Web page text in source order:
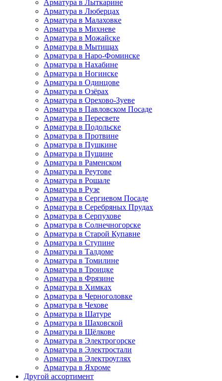
Арматура в Лыткарине
Арматура в Люберцах
Арматура в Малаховке
Арматура в Михневе
Арматура в Можайске
Арматура в Мытищах
Арматура в Наро-Фоминске
Арматура в Нахабине
Арматура в Ногинске
Арматура в Одинцове
Арматура в Озёрах
Арматура в Орехово-Зуеве
Арматура в Павловском Посаде
Арматура в Пересвете
Арматура в Подольске
Арматура в Протвине
Арматура в Пушкине
Арматура в Пущине
Арматура в Раменском
Арматура в Реутове
Арматура в Рошале
Арматура в Рузе
Арматура в Сергиевом Посаде
Арматура в Серебряных Прудах
Арматура в Серпухове
Арматура в Солнечногорске
Арматура в Старой Купавне
Арматура в Ступине
Арматура в Талдоме
Арматура в Томилине
Арматура в Троицке
Арматура в Фрязине
Арматура в Химках
Арматура в Черноголовке
Арматура в Чехове
Арматура в Шатуре
Арматура в Шаховской
Арматура в Щёлкове
Арматура в Электрогорске
Арматура в Электростали
Арматура в Электроуглях
Арматура в Яхроме
Другой ассортимент